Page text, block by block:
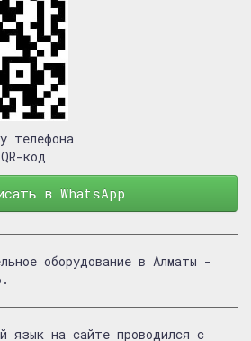
телефона
код
в WhatsApp
оборудование в Алматы -
язык на сайте проводился с